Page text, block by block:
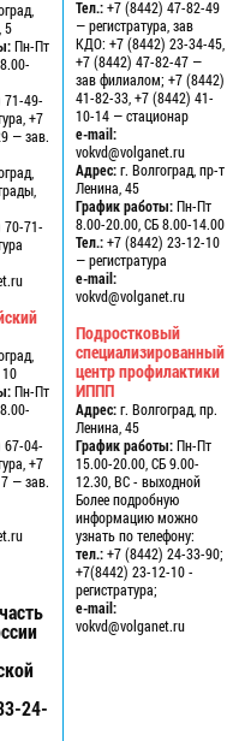
5
Пн-Пт
71-49-
+7
— зав.
70-71-
10
Пн-Пт
67-04-
+7
— зав.
24-
Тел.:+7 (8442) 47-82-49
— регистратура, зав
КДО: +7 (8442) 23-34-45,
+7 (8442) 47-82-47 —
зав филиалом; +7 (8442)
41-82-33, +7 (8442) 41-
10-14 — стационар
e-mail:
vokvd@volganet.ru
Адрес:г. Волгоград, пр-т
Ленина, 45
График работы:Пн-Пт
8.00-20.00, СБ 8.00-14.00
Тел.:+7 (8442) 23-12-10
— регистратура
e-mail:
vokvd@volganet.ru
Подростковый
специализированный
центр профилактики
ИППП
Адрес:г. Волгоград, пр.
Ленина, 45
График работы:Пн-Пт
15.00-20.00, СБ 9.00-
12.30, ВС - выходной
Более подробную
информацию можно
узнать по телефону:
тел.:+7 (8442) 24-33-90;
+7(8442) 23-12-10 -
регистратура;
e-mail:
vokvd@volganet.ru